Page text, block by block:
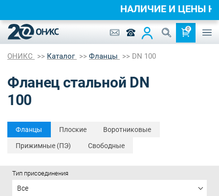
0
ОНИКС Каталог Фланцы DN 100
Фланец стальной DN
100
Фланцы Плоские Воротниковые
Прижимные (ПЭ) Свободные
Тип присоединения
Все
НАЛИЧИЕ И